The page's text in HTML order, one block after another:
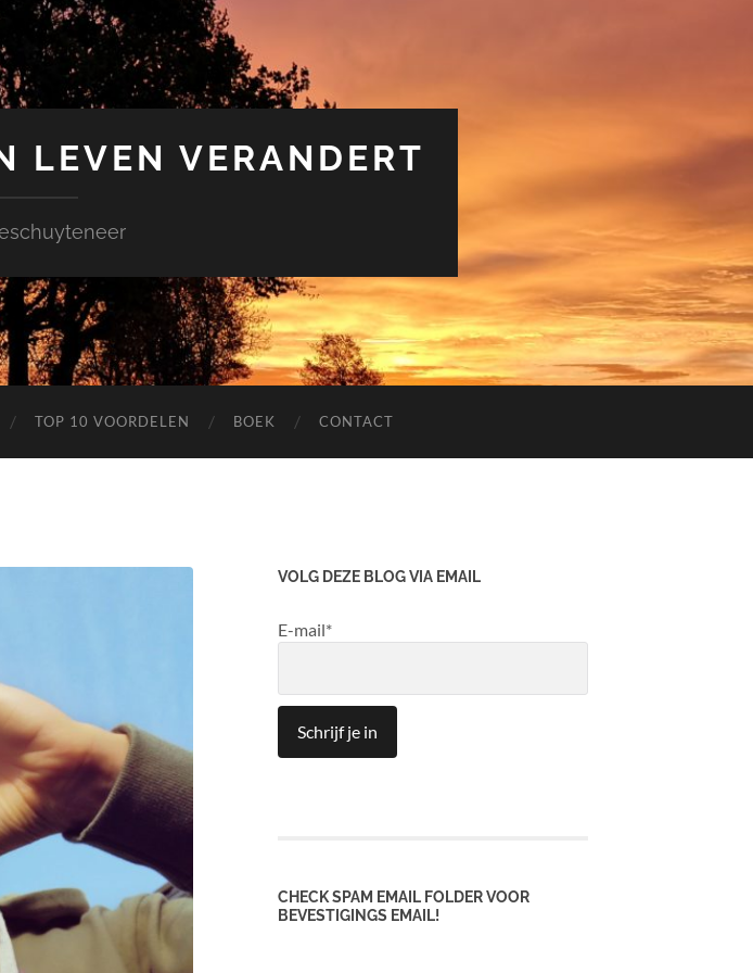
LEVEN VERANDERT
TOP 10 VOORDELEN BOEK CONTACT
VOLG DEZE BLOG VIA EMAIL
E-mail*
CHECK SPAM EMAIL FOLDER VOOR
BEVESTIGINGS EMAIL!